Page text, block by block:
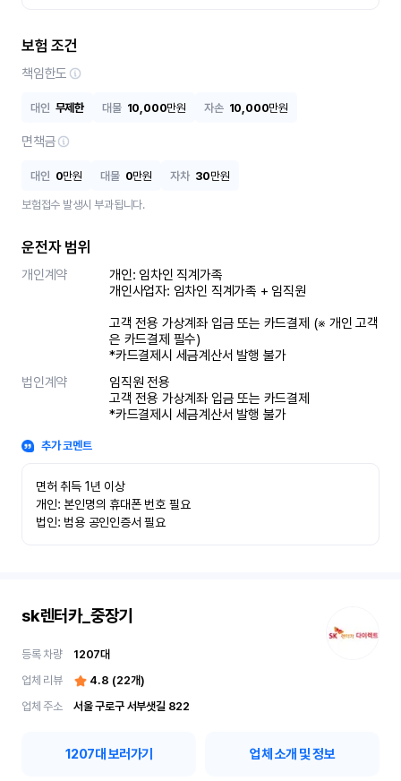
보험 조건
책임한도
대인 무제한 대물 10,000만원 자손 10,000만원
면책금
대인 0만원 대물 0만원 자차 30만원
보험접수 발생시 부과됩니다.
운전자 범위
개인계약
개인: 임차인 직계가족
개인사업자: 임차인 직계가족 + 임직원
고객 전용 가상계좌 입금 또는 카드결제 (※ 개인 고객
은 카드결제 필수)
*카드결제시 세금계산서 발행 불가
법인계약
임직원 전용
고객 전용 가상계좌 입금 또는 카드결제
*카드결제시 세금계산서 발행 불가
추가 코멘트
면허 취득 1년 이상
개인: 본인명의 휴대폰 번호 필요
법인: 범용 공인인증서 필요
sk렌터카_중장기
등록 차량 1207대
업체 리뷰
4.8 (22개)
업체 주소
서울 구로구 서부샛길 822
1207대 보러가기 업체 소개 및 정보